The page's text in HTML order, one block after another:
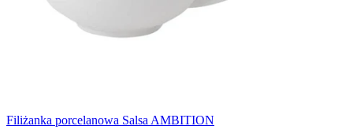
Filiżanka porcelanowa Salsa AMBITION